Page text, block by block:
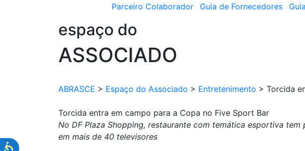
Parceiro Colaborador
Guia de Fornecedores
espaço do
ASSOCIADO
ABRASCE > Espaço do Associado > Entretenimento > Torcida
Torcida entra em campo para a Copa no Five Sport Bar
No DF Plaza Shopping, restaurante com temática esportiva
em mais de 40 televisores